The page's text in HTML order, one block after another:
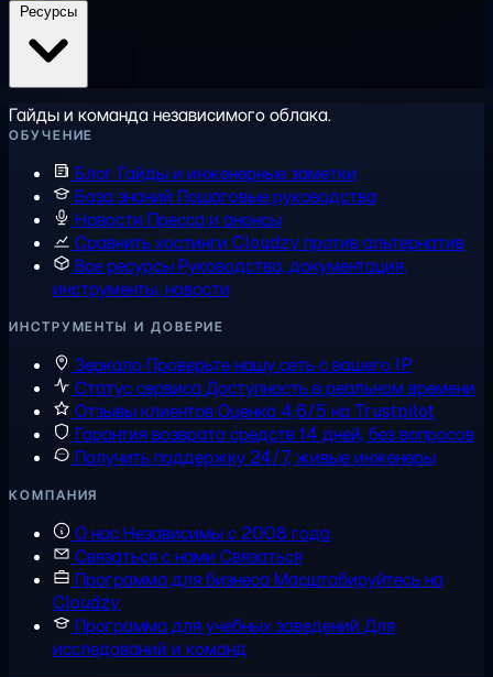
Гайды и команда независимого облака.
ОБУЧЕНИЕ
Блог Гайды и инженерные заметки
База знаний Пошаговые руководства
Новости Пресса и анонсы
Сравнить хостинги Cloudzy против альтернатив
Все ресурсыРуководства, документация,
инструменты, новости
ИНСТРУМЕНТЫ И ДОВЕРИЕ
Зеркало Проверьте нашу сеть с вашего IP
Статус сервисаДоступность в реальном времени
Отзывы клиентовОценка 4,6/5 на Trustpilot
Гарантия возврата средств14 дней, без вопросов
Получить поддержку 24/7, живые инженеры
КОМПАНИЯ
О насНезависимы с 2008 года
Связаться с нами Связаться
Программа для бизнесаМасштабируйтесь на
Cloudzy
Программа для учебных заведений Для
исследований и команд